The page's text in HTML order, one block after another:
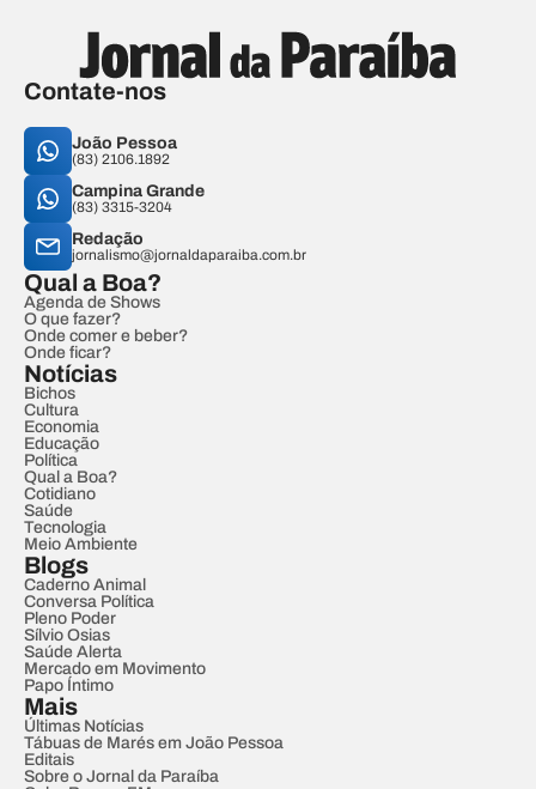
Contate-nos
João Pessoa
(83) 2106.1892
Campina Grande
(83) 3315-3204
Redação
jornalismo@jornaldaparaiba.com.br
Qual a Boa?
Agenda de Shows
O que fazer?
Onde comer e beber?
Onde ficar?
Notícias
Bichos
Cultura
Economia
Educação
Política
Qual a Boa?
Cotidiano
Saúde
Tecnologia
Meio Ambiente
Blogs
Caderno Animal
Conversa Política
Pleno Poder
Sílvio Osias
Saúde Alerta
Mercado em Movimento
Papo Íntimo
Mais
Últimas Notícias
Tábuas de Marés em João Pessoa
Editais
Sobre o Jornal da Paraíba